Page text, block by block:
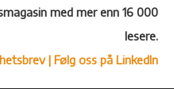
med mer enn 16 000
lesere.
| Følg oss på LinkedIn